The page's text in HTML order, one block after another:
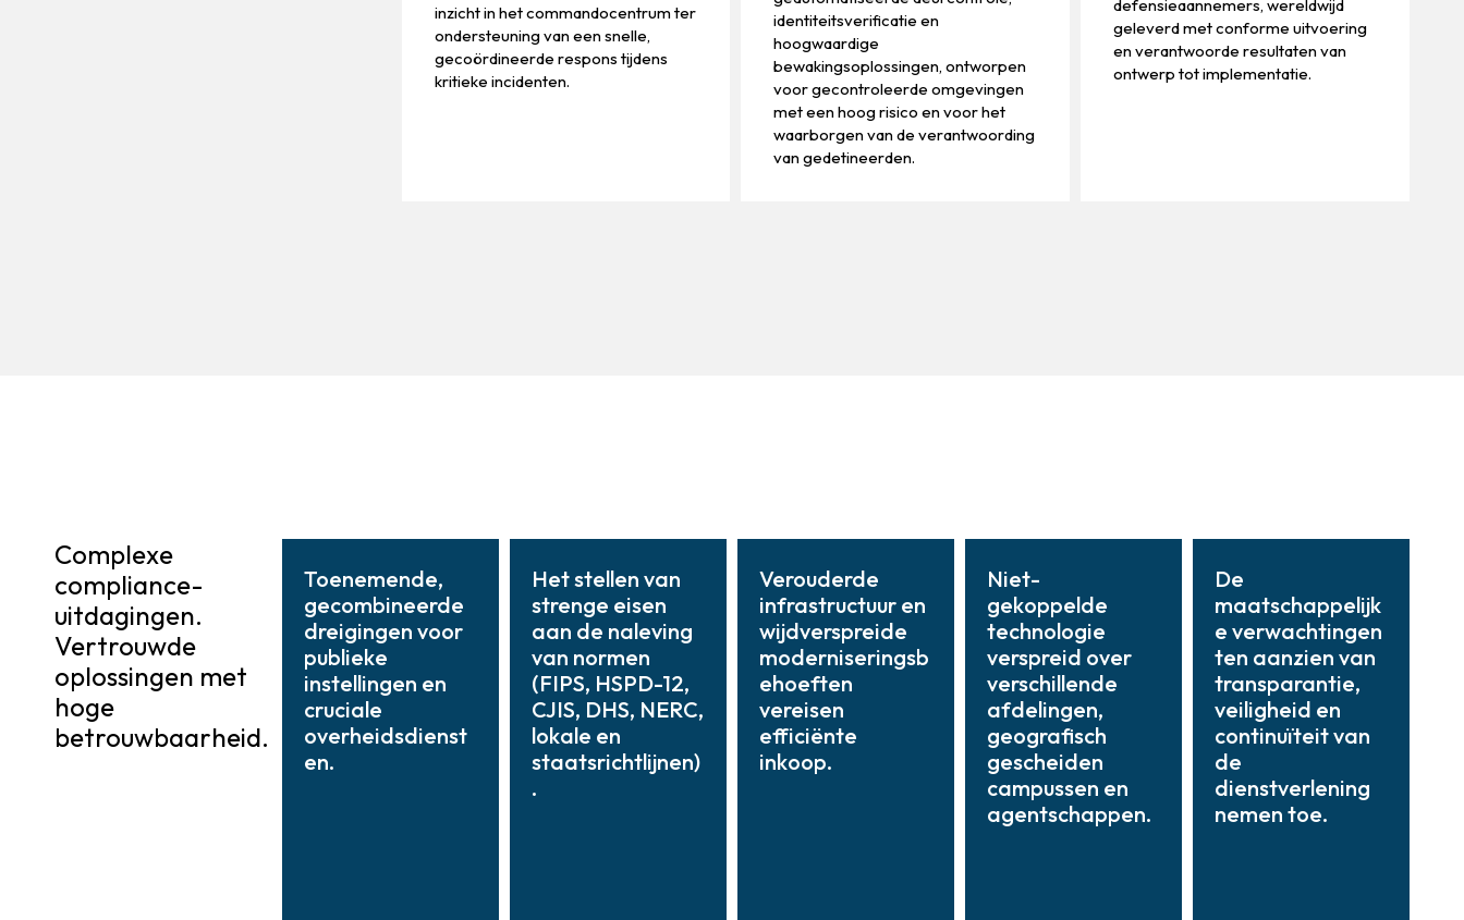
inzicht in het commandocentrum ter
ondersteuning van een snelle,
gecoördineerde respons tijdens
kritieke incidenten.
identiteitsverificatie en
hoogwaardige
bewakingsoplossingen, ontworpen
voor gecontroleerde omgevingen
met een hoog risico en voor het
waarborgen van de verantwoording
van gedetineerden.
defensieaannemers, wereldwijd
geleverd met conforme uitvoering
en verantwoorde resultaten van
ontwerp tot implementatie.
Complexe
compliance-
uitdagingen.
Vertrouwde
oplossingen met
hoge
betrouwbaarheid.
Toenemende,
gecombineerde
dreigingen voor
publieke
instellingen en
cruciale
overheidsdienst
en.
Het stellen van
strenge eisen
aan de naleving
van normen
(FIPS, HSPD-12,
CJIS, DHS, NERC,
lokale en
staatsrichtlijnen)
.
Verouderde
infrastructuur en
wijdverspreide
moderniseringsb
ehoeften
vereisen
efficiënte
inkoop.
Niet-
gekoppelde
technologie
verspreid over
verschillende
afdelingen,
geografisch
gescheiden
campussen en
agentschappen.
De
maatschappelijk
e verwachtingen
ten aanzien van
transparantie,
veiligheid en
continuïteit van
de
dienstverlening
nemen toe.